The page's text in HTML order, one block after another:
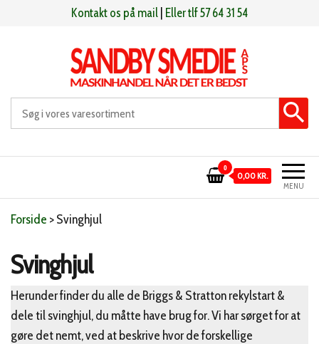
Kontakt os på mail Eller tlf 57 64 31 54
Sandby smeden Maskinhandel når det er bedst
MENU
0
0,00 KR.
Forside >Svinghjul
Svinghjul
Herunder finder du alle de Briggs & Stratton rekylstart &
dele til svinghjul, du måtte have brug for. Vi har sørget for at
gøre det nemt, ved at beskrive hvor de forskellige